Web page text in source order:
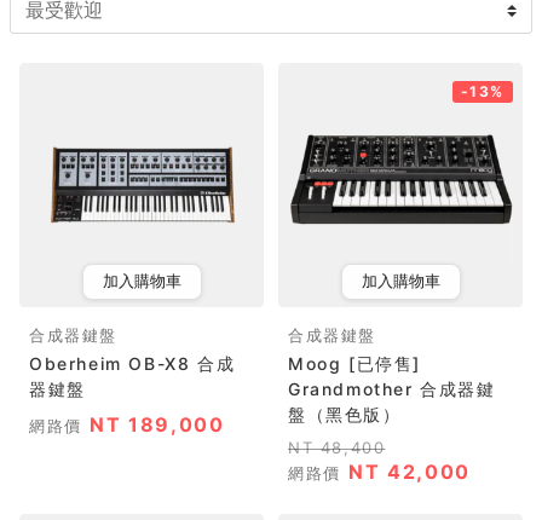
加入購物車
合成器鍵盤
Oberheim OB-X8 合成
器鍵盤
網路價 NT 189,000
-13%
加入購物車
合成器鍵盤
Moog [已停售]
Grandmother 合成器鍵
盤（黑色版）
NT 48,400
網路價 NT 42,000